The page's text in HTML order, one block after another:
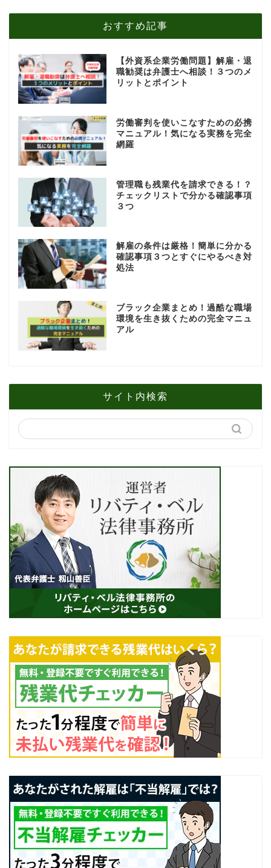
おすすめ記事
【外資系企業労働問題】解雇・退
職勧奨は弁護士へ相談！３つのメ
リットとポイント
労働審判を使いこなすための必携
マニュアル！気になる実務を完全
網羅
管理職も残業代を請求できる！？
チェックリストで分かる確認事項
３つ
解雇の条件は厳格！簡単に分かる
確認事項３つとすぐにやるべき対
処法
ブラック企業まとめ！過酷な職場
環境を生き抜くための完全マニュ
アル
サイト内検索